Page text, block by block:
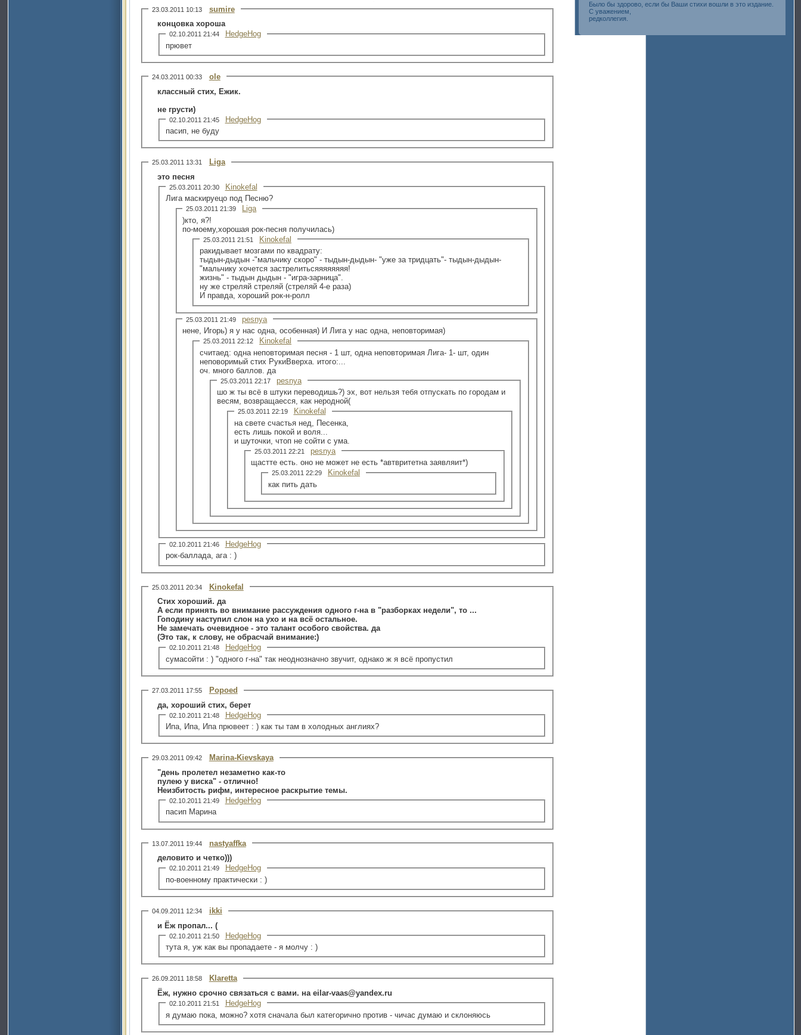
23.03.2011 10:13
sumire
концовка хороша
02.10.2011 21:44
HedgeHog
прювет
24.03.2011 00:33
ole
классный стих, Ежик.
не грусти)
02.10.2011 21:45
HedgeHog
пасип, не буду
25.03.2011 13:31
Liga
это песня
25.03.2011 20:30
Kinokefal
Лига маскируецо под Песню?
25.03.2011 21:39
Liga
)кто, я?!
по-моему,хорошая рок-песня получилась)
25.03.2011 21:51
Kinokefal
ракидывает мозгами по квадрату:
тыдын-дыдын -"мальчику скоро" - тыдын-дыдын- "уже за тридцать"- тыдын-дыдын-
"мальчику хочется застрелитьсяяяяяяяя!
жизнь" - тыдын дыдын - "игра-зарница".
ну же стреляй стреляй (стреляй 4-е раза)
И правда, хороший рок-н-ролл
25.03.2011 21:49
pesnya
нене, Игорь) я у нас одна, особенная) И Лига у нас одна, неповторимая)
25.03.2011 22:12
Kinokefal
считаед: одна неповторимая песня - 1 шт, одна неповторимая Лига- 1- шт, один
неповоримый стих РукиВверха. итого:...
оч. много баллов. да
25.03.2011 22:17
pesnya
шо ж ты всё в штуки переводишь?) эх, вот нельзя тебя отпускать по городам и
весям, возвращаесся, как неродной(
25.03.2011 22:19
Kinokefal
на свете счастья нед, Песенка,
есть лишь покой и воля...
и шуточки, чтоп не сойти с ума.
25.03.2011 22:21
pesnya
щастте есть. оно не может не есть *автвритетна заявляит*)
25.03.2011 22:29
Kinokefal
как пить дать
02.10.2011 21:46
HedgeHog
рок-баллада, ага : )
25.03.2011 20:34
Kinokefal
Стих хороший. да
А если принять во внимание рассуждения одного г-на в "разборках недели", то ...
Гоподину наступил слон на ухо и на всё остальное.
Не замечать очевидное - это талант особого свойства. да
(Это так, к слову, не обрасчай внимание:)
02.10.2011 21:48
HedgeHog
сумасойти : ) "одного г-на" так неоднозначно звучит, однако ж я всё пропустил
27.03.2011 17:55
Popoed
да, хороший стих, берет
02.10.2011 21:48
HedgeHog
Ипа, Ипа, Ипа прювеет : ) как ты там в холодных англиях?
29.03.2011 09:42
Marina-Kievskaya
"день пролетел незаметно как-то
пулею у виска" - отлично!
Неизбитость рифм, интересное раскрытие темы.
02.10.2011 21:49
HedgeHog
пасип Марина
13.07.2011 19:44
nastyaffka
деловито и четко)))
02.10.2011 21:49
HedgeHog
по-военному практически : )
04.09.2011 12:34
ikki
и Ёж пропал... (
02.10.2011 21:50
HedgeHog
тута я, уж как вы пропадаете - я молчу : )
26.09.2011 18:58
Klaretta
Ёж, нужно срочно связаться с вами. на eilar-vaas@yandex.ru
02.10.2011 21:51
HedgeHog
я думаю пока, можно? хотя сначала был категорично против - чичас думаю и склоняюсь
Было бы здорово, если бы Ваши стихи вошли в это издание.
С уважением,
редколлегия.